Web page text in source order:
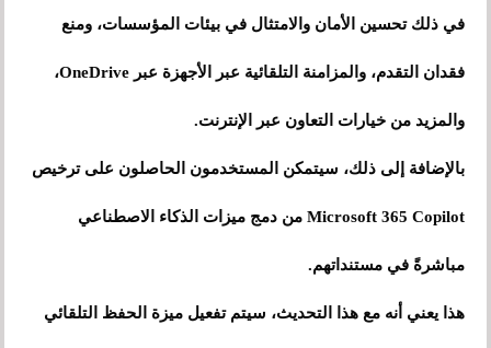
في ذلك تحسين الأمان والامتثال في بيئات المؤسسات، ومنع
فقدان التقدم، والمزامنة التلقائية عبر الأجهزة عبر OneDrive،
والمزيد من خيارات التعاون عبر الإنترنت.
بالإضافة إلى ذلك، سيتمكن المستخدمون الحاصلون على ترخيص
Microsoft 365 Copilot من دمج ميزات الذكاء الاصطناعي
مباشرةً في مستنداتهم.
هذا يعني أنه مع هذا التحديث، سيتم تفعيل ميزة الحفظ التلقائي